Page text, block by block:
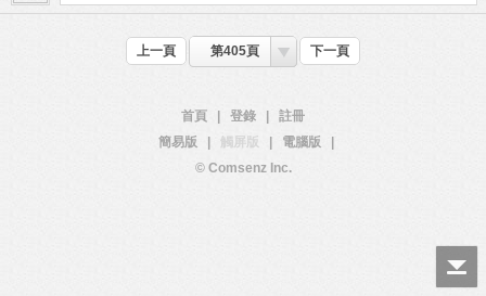
上一頁 第405頁 下一頁
首頁 登錄
註冊
簡易版
觸屏版 電腦版
© Comsenz Inc.